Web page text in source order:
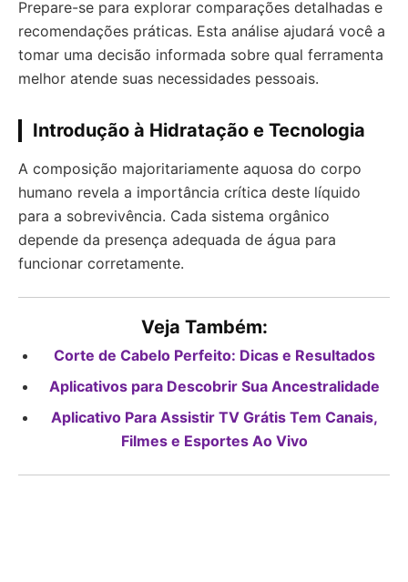
Prepare-se para explorar comparações detalhadas e
recomendações práticas. Esta análise ajudará você a
tomar uma decisão informada sobre qual ferramenta
melhor atende suas necessidades pessoais.
Introdução à Hidratação e Tecnologia
A composição majoritariamente aquosa do corpo
humano revela a importância crítica deste líquido
para a sobrevivência. Cada sistema orgânico
depende da presença adequada de água para
funcionar corretamente.
Veja Também:
Corte de Cabelo Perfeito: Dicas e Resultados
Aplicativos para Descobrir Sua Ancestralidade
Aplicativo Para Assistir TV Grátis Tem Canais,
Filmes e Esportes Ao Vivo